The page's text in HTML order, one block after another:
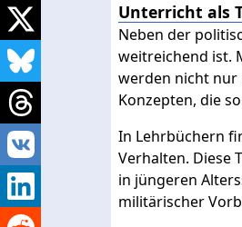
Unterricht als
Neben der
weitreichend ist.
werden nicht
Konzepten, die
In Lehrbüchern
Verhalten. Diese
in jüngeren
militärischer